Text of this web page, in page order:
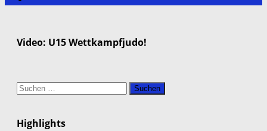
Video: U15 Wettkampfjudo!
Suchen
nach:
Highlights